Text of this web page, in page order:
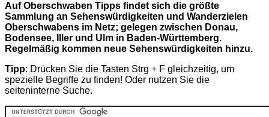
Auf Oberschwaben Tipps findet sich die größte
Sammlung an Sehenswürdigkeiten und Wanderzielen
Oberschwabens im Netz; gelegen zwischen Donau,
Bodensee, Iller und Ulm in Baden-Württemberg.
Regelmäßig kommen neue Sehenswürdigkeiten hinzu.
Tipp: Drücken Sie die Tasten Strg + F gleichzeitig, um
spezielle Begriffe zu finden! Oder nutzen Sie die
seiteninterne Suche.